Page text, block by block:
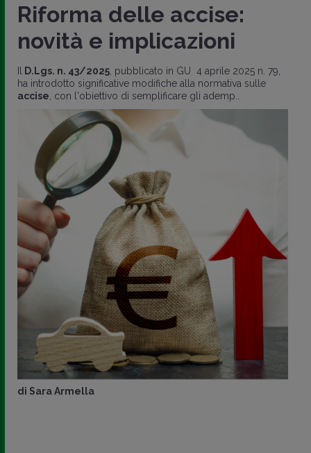
Riforma delle accise:
novità e implicazioni
D.Lgs. n. 43/2025 , pubblicato in GU 4 aprile 2025 n. 79,
ha introdotto significative modifiche alla normativa sulle
accise , con l'obiettivo di semplificare gli ademp..
di Sara Armella